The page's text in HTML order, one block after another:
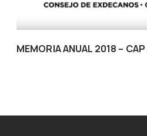
MEMORIA ANUAL 2018 –